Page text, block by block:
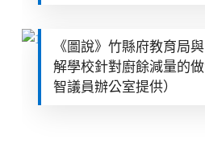
《圖說》竹縣府教育局
解學校針對廚餘減量的
智議員辦公室提供）